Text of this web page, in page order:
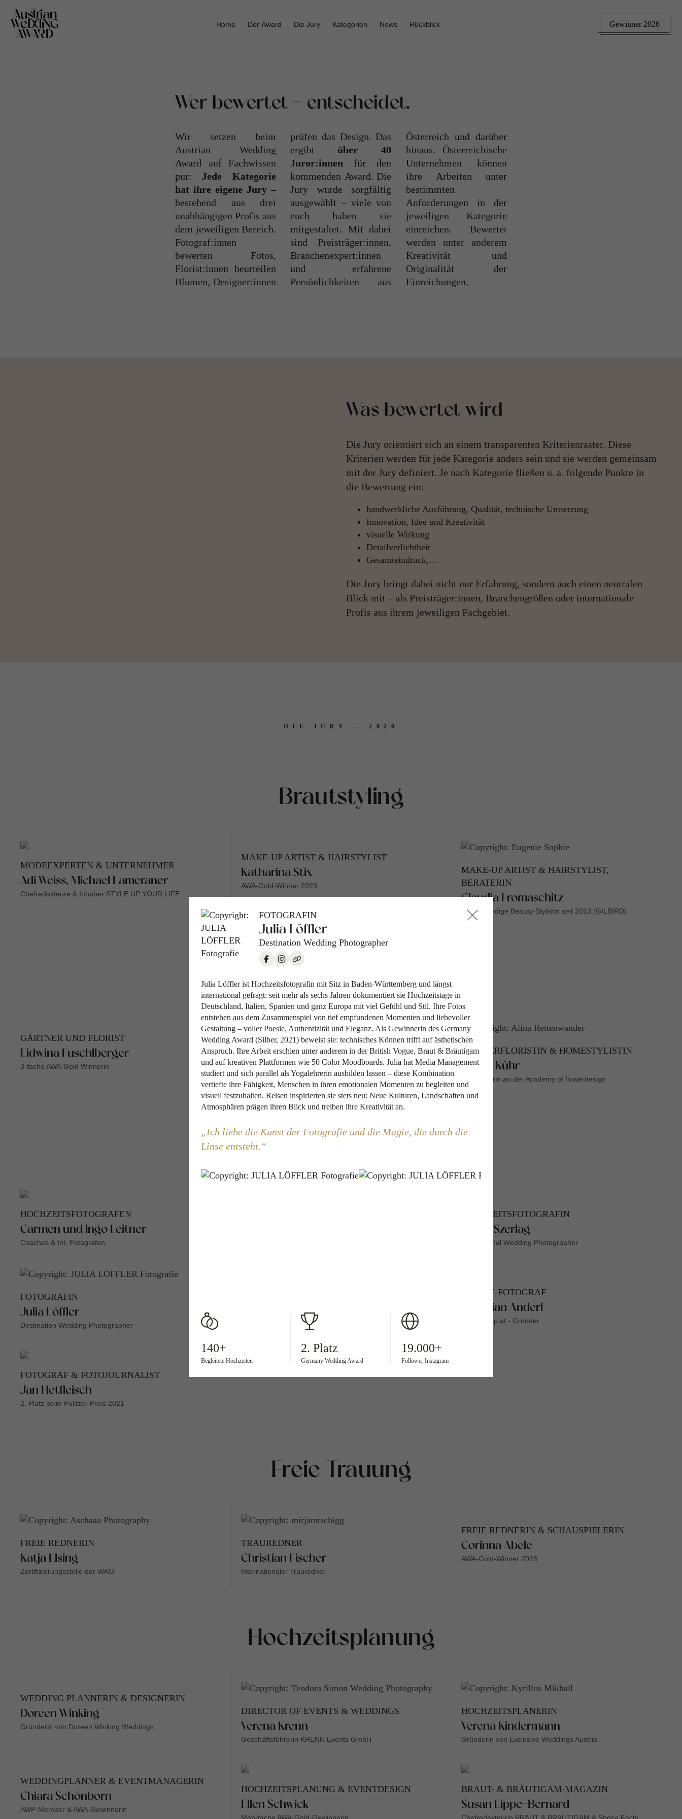
Home Der Award Die Jury Kategorien News Rückblick Gewinner 2026
Wer bewertet - entscheidet.
Wir setzen beim
Austrian Wedding
Award auf Fachwissen
pur: Jede Kategorie
hat ihre eigene Jury–
bestehend aus drei
unabhängigen Profis aus
dem jeweiligen Bereich.
Fotograf:innen
bewerten Fotos,
Florist:innen beurteilen
Blumen, Designer:innen
prüfen das Design. Das
ergibtüber 40
Juror:innen für den
kommenden Award. Die
Jury wurde sorgfältig
ausgewählt – viele von
euch haben sie
mitgestaltet. Mit dabei
sind Preisträger:innen,
Branchenexpert:innen
und erfahrene
Persönlichkeiten aus
Österreich und darüber
hinaus. Österreichische
Unternehmen können
ihre Arbeiten unter
bestimmten
Anforderungen in der
jeweiligen Kategorie
einreichen. Bewertet
werden unter anderem
Kreativität und
Originalität der
Einreichungen.
Was bewertet wird
Die Jury orientiert sich an einem transparenten Kriterienraster. Diese
Kriterien werden für jede Kategorie anders sein und sie werden gemeinsam
mit der Jury definiert. Je nach Kategorie fließen u. a. folgende Punkte in
die Bewertung ein:
handwerkliche Ausführung, Qualität, technische Umsetzung
Innovation, Idee und Kreativität
visuelle Wirkung
Detailverliebtheit
Gesamteindruck,…
Die Jury bringt dabei nicht nur Erfahrung, sondern auch einen neutralen
Blick mit – als Preisträger:innen, Branchengrößen oder internationale
Profis aus ihrem jeweiligen Fachgebiet.
DIE JURY — 2026
Brautstyling
MODEEXPERTEN & UNTERNEHMER
Adi Weiss, Michael Lameraner
Chefredakteure & Inhaber STYLE UP YOUR LIFE
MAKE-UP ARTIST & HAIRSTYLIST
Katharina Stix
AWA-Gold-Winner 2023
MAKE-UP ARTIST & HAIRSTYLIST,
BERATERIN
Claudia Fromaschitz
Selbstständige Beauty-Stylistin seit 2013 (GILBIRD)
Floristik
GÄRTNER UND FLORIST
Lidwina Fuschlberger
3-fache AWA-Gold Winnerin
MEISTERFLORISTIN & GÄRTNERIN
Cornelia Hiermann
Fachjurorin & Ausschussmitglied der Floristeninnung NÖ
MEISTERFLORISTIN & HOMESTYLISTIN
Evelyn Kühr
Ausbildnerin an der Academy of flowerdesign
HOCHZEITSFOTOGRAFEN
Carmen und Ingo Leitner
Coaches & Int. Fotografen
HOCHZEITSFOTOGRAFIN
Agata Szerlag
International Wedding Photographer
FOTOGRAFIN
Julia Löffler
Destination Wedding Photographer
Yana Korn
International Wedding Photographer
PEOPLE-FOTOGRAF
Christian Anderl
Shootcamp.at - Gründer
FOTOGRAF & FOTOJOURNALIST
Jan Hetfleisch
2. Platz beim Pulitzer Preis 2021
Freie Trauung
FREIE REDNERIN
Katja Elsing
Zertifizierungsstelle der WKO
TRAUREDNER
Christian Fischer
Internationaler Trauredner
FREIE REDNERIN & SCHAUSPIELERIN
Corinna Abele
AWA-Gold-Winner 2025
Hochzeitsplanung
WEDDING PLANNERIN & DESIGNERIN
Doreen Winking
Gründerin von Doreen Winking Weddings
DIRECTOR OF EVENTS & WEDDINGS
Verena Krenn
Geschäftsführerin KRENN Events GmbH
HOCHZEITSPLANERIN
Verena Kindermann
Gründerin von Exclusive Weddings Austria
WEDDINGPLANNER & EVENTMANAGERIN
Chiara Schönborn
AWP-Member & AWA-Gewinnerin
HOCHZEITSPLANUNG & EVENTDESIGN
Ellen Schwick
BRAUT- & BRÄUTIGAM-MAGAZIN
Susan Lippe-Bernard
FOTOGRAFIN
Julia Löffler
Destination Wedding Photographer
Julia Löffler ist Hochzeitsfotografin mit Sitz in Baden-Württemberg und längst
international gefragt: seit mehr als sechs Jahren dokumentiert sie Hochzeitstage in
Deutschland, Italien, Spanien und ganz Europa mit viel Gefühl und Stil. Ihre Fotos
entstehen aus dem Zusammenspiel von tief empfundenen Momenten und liebevoller
Gestaltung – voller Poesie, Authentizität und Eleganz. Als Gewinnerin des Germany
Wedding Award (Silber, 2021) beweist sie: technisches Können trifft auf ästhetischen
Anspruch. Ihre Arbeit erschien unter anderem in der British Vogue, Braut & Bräutigam
und auf kreativen Plattformen wie 50 Color Moodboards. Julia hat Media Management
studiert und sich parallel als Yogalehrerin ausbilden lassen – diese Kombination
vertiefte ihre Fähigkeit, Menschen in ihren emotionalen Momenten zu begleiten und
visuell festzuhalten. Reisen inspirierten sie stets neu: Neue Kulturen, Landschaften und
Atmosphären prägen ihren Blick und treiben ihre Kreativität an.
Ich liebe die Kunst der Fotografie und die Magie, die durch die
Linse entsteht.
Begleitete Hochzeiten
140+
Germany Wedding Award
2. Platz
Follower Instagram
19.000+